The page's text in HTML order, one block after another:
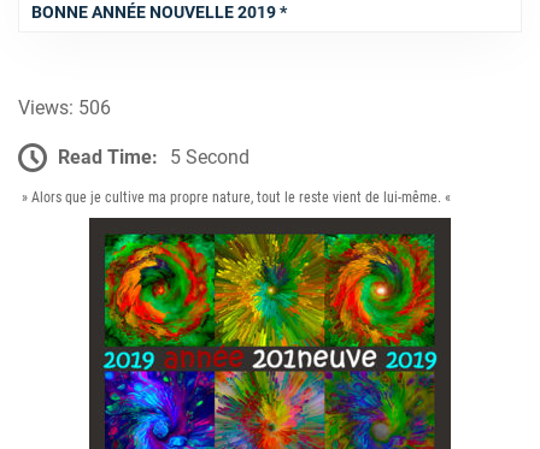
BONNE ANNÉE NOUVELLE 2019 *
Views: 506
Read Time: 5 Second
» Alors que je cultive ma propre nature, tout le reste vient de lui-même. «